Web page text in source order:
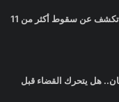
مجزرة في الجنوب: مصادر تكشف عن سقوط أكثر من 11
هل يتحرك القضاء قبل